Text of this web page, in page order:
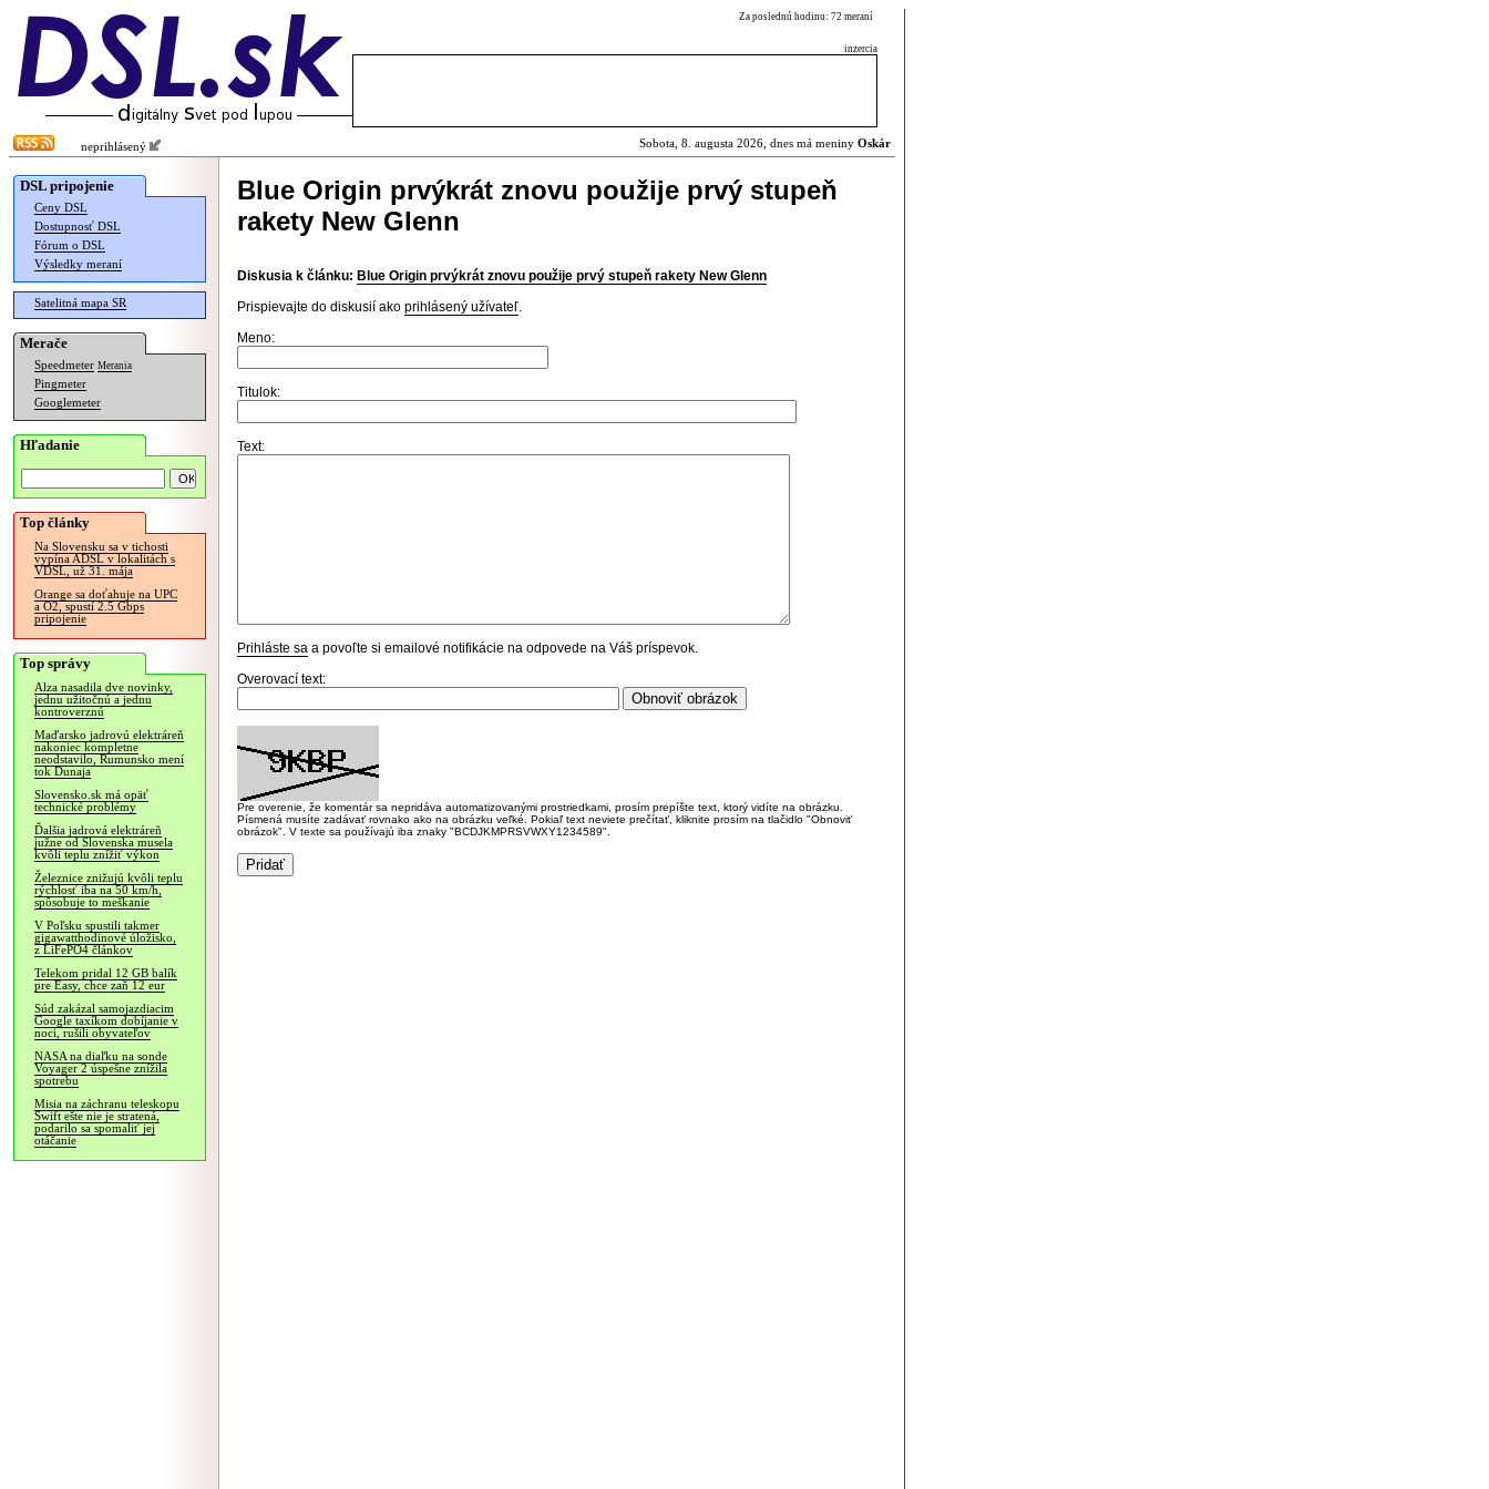
Za poslednú hodinu: 72 meraní
inzercia
neprihlásený Sobota, 8. augusta 2026, dnes má meniny Oskár
DSL pripojenie
Ceny DSL
Dostupnosť DSL
Fórum o DSL
Výsledky meraní
Satelitná mapa SR
Merače
Speedmeter Merania
Pingmeter
Googlemeter
Hľadanie
Top články
Na Slovensku sa v tichosti
vypína ADSL v lokalitách s
VDSL, už 31. mája
Orange sa doťahuje na UPC
a O2, spustí 2.5 Gbps
pripojenie
Top správy
Alza nasadila dve novinky,
jednu užitočnú a jednu
kontroverznú
Maďarsko jadrovú elektráreň
nakoniec kompletne
neodstavilo, Rumunsko mení
tok Dunaja
Slovensko.sk má opäť
technické problémy
Ďalšia jadrová elektráreň
južne od Slovenska musela
kvôli teplu znížiť výkon
Železnice znižujú kvôli teplu
rýchlosť iba na 50 km/h,
spôsobuje to meškanie
V Poľsku spustili takmer
gigawatthodinové úložisko,
z LiFePO4 článkov
Telekom pridal 12 GB balík
pre Easy, chce zaň 12 eur
Súd zakázal samojazdiacim
Google taxíkom dobíjanie v
noci, rušili obyvateľov
NASA na diaľku na sonde
Voyager 2 úspešne znížila
spotrebu
Misia na záchranu teleskopu
Swift ešte nie je stratená,
podarilo sa spomaliť jej
otáčanie
Blue Origin prvýkrát znovu použije prvý stupeň
rakety New Glenn
Diskusia k článku: Blue Origin prvýkrát znovu použije prvý stupeň rakety New Glenn
Prispievajte do diskusií ako prihlásený užívateľ.
Meno:
Titulok:
Text:
Prihláste sa a povoľte si emailové notifikácie na odpovede na Váš príspevok.
Overovací text:
Pre overenie, že komentár sa nepridáva automatizovanými prostriedkami, prosím prepíšte text, ktorý vidíte na obrázku.
Písmená musíte zadávať rovnako ako na obrázku veľké. Pokiaľ text neviete prečítať, kliknite prosím na tlačidlo "Obnoviť
obrázok". V texte sa používajú iba znaky "BCDJKMPRSVWXY1234589".